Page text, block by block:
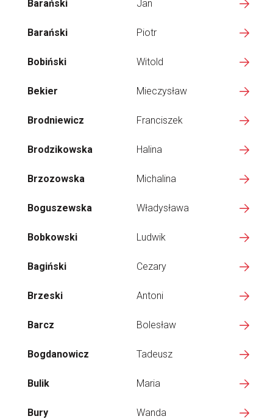
Barański Jan
Barański Piotr
Bobiński Witold
Bekier Mieczysław
Brodniewicz Franciszek
Brodzikowska Halina
Brzozowska Michalina
Boguszewska Władysława
Bobkowski Ludwik
Bagiński Cezary
Brzeski Antoni
Barcz Bolesław
Bogdanowicz Tadeusz
Bulik Maria
Bury Wanda